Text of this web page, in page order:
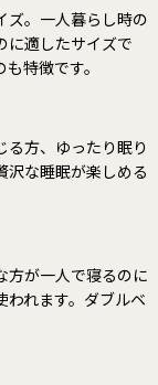
ズ。一人暮らし時の
に適したサイズで
特徴です。
る方、ゆったり眠り
沢な睡眠が楽しめる
方が一人で寝るのに
われます。ダブルベ